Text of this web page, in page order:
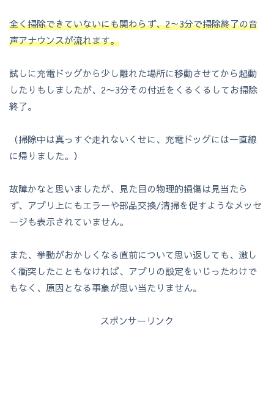
全く掃除できていないにも関わらず、2～3分で掃除終了の音
声アナウンスが流れます。
試しに充電ドッグから少し離れた場所に移動させてから起動
したりもしましたが、2〜3分その付近をくるくるしてお掃除
終了。
（掃除中は真っすぐ走れないくせに、充電ドッグには一直線
に帰りました。）
故障かなと思いましたが、見た目の物理的損傷は見当たら
ず、アプリ上にもエラーや部品交換/清掃を促すようなメッセ
ージも表示されていません。
また、挙動がおかしくなる直前について思い返しても、激し
く衝突したこともなければ、アプリの設定をいじったわけで
もなく、原因となる事象が思い当たりません。
スポンサーリンク